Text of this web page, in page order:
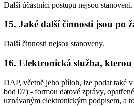
Další účastníci postupu nejsou stanoveni.
15. Jaké další činnosti jsou po
Další činnosti nejsou stanoveny.
16. Elektronická služba, kterou
DAP, včetně jeho příloh, lze podat také v
bod 07) - formou datové zprávy,
uznávaným elektronickým podpisem, a